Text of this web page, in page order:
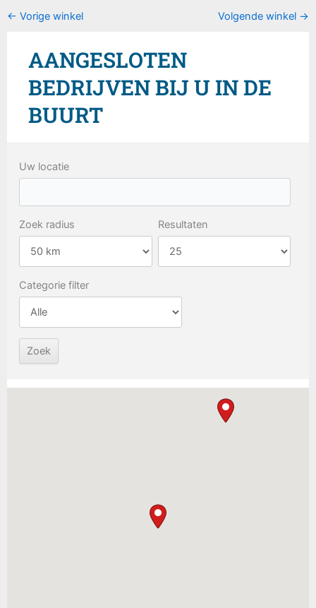
← Vorige winkel Volgende winkel →
AANGESLOTEN
BEDRIJVEN BIJ U IN DE
BUURT
Uw locatie
Zoek radius Resultaten
Categorie filter